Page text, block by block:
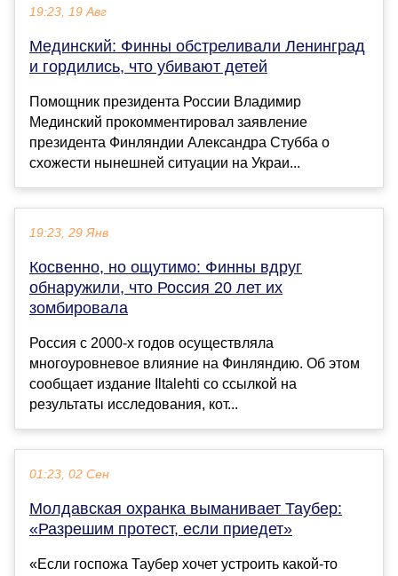
19:23, 19 Авг
Мединский: Финны обстреливали Ленинград
и гордились, что убивают детей
Помощник президента России Владимир
Мединский прокомментировал заявление
президента Финляндии Александра Стубба о
схожести нынешней ситуации на Украи...
19:23, 29 Янв
Косвенно, но ощутимо: Финны вдруг
обнаружили, что Россия 20 лет их
зомбировала
Россия с 2000-х годов осуществляла
многоуровневое влияние на Финляндию. Об этом
сообщает издание Iltalehti со ссылкой на
результаты исследования, кот...
01:23, 02 Сен
Молдавская охранка выманивает Таубер:
«Разрешим протест, если приедет»
«Если госпожа Таубер хочет устроить какой-то